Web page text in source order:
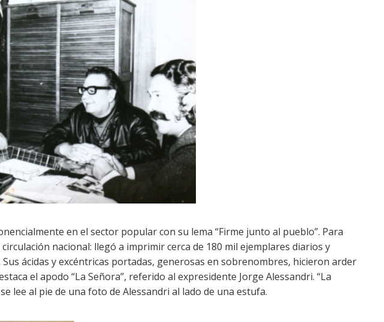
en el sector popular con su lema “Firme junto al pueblo”. Para
nacional: llegó a imprimir cerca de 180 mil ejemplares diarios y
ácidas y excéntricas portadas, generosas en sobrenombres, hicieron arder
el apodo “La Señora”, referido al expresidente Jorge Alessandri. “La
lee al pie de una foto de Alessandri al lado de una estufa.